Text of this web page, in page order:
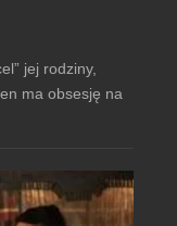
jej rodziny,
ma obsesję na